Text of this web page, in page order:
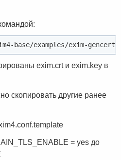
base/examples/exim-gencert
exim.crt и exim.key в
скопировать другие ранее
= yes до